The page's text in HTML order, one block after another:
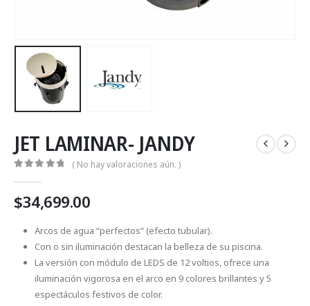
JET LAMINAR- JANDY
( No hay valoraciones aún. )
$34,699.00
Arcos de agua “perfectos” (efecto tubular).
Con o sin iluminación destacan la belleza de su piscina.
La versión con módulo de LEDS de 12 voltios, ofrece una
iluminación vigorosa en el arco en 9 colores brillantes y 5
espectáculos festivos de color.